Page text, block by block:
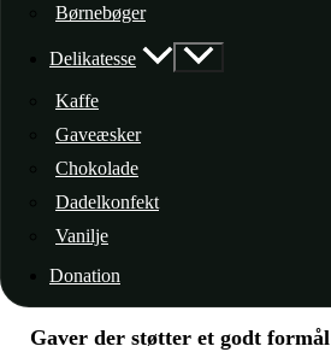
Børnebøger
Delikatesse
Kaffe
Gaveæsker
Chokolade
Dadelkonfekt
Vanilje
Donation
Gaver der støtter et godt formål